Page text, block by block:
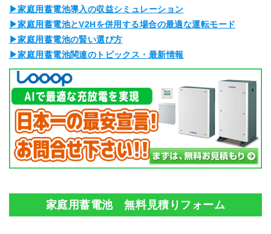
▶家庭用蓄電池導入の収益シミュレーション
▶家庭用蓄電池とV2Hを併用する場合の最適な運転モード
▶家庭用蓄電池の賢い選び方
▶家庭用蓄電池関連のトピックス・最新情報
家庭用蓄電池 無料見積りフォーム